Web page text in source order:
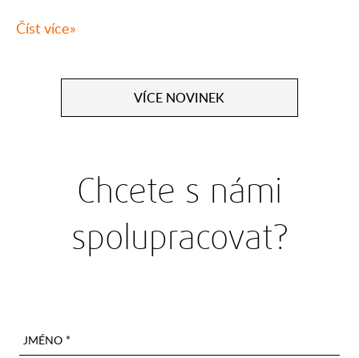
Číst více
VÍCE NOVINEK
Chcete s námi
spolupracovat?
JMÉNO *